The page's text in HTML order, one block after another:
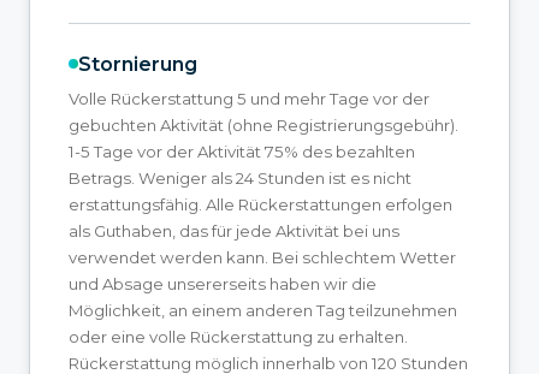
Stornierung
Volle Rückerstattung 5 und mehr Tage vor der
gebuchten Aktivität (ohne Registrierungsgebühr).
1-5 Tage vor der Aktivität 75% des bezahlten
Betrags. Weniger als 24 Stunden ist es nicht
erstattungsfähig. Alle Rückerstattungen erfolgen
als Guthaben, das für jede Aktivität bei uns
verwendet werden kann. Bei schlechtem Wetter
und Absage unsererseits haben wir die
Möglichkeit, an einem anderen Tag teilzunehmen
oder eine volle Rückerstattung zu erhalten.
Rückerstattung möglich innerhalb von 120 Stunden